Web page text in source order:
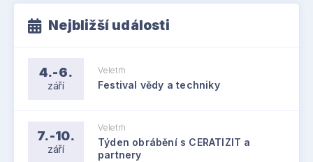
Nejbližší události
4.-6.
září
Veletrh
Festival vědy a techniky
7.-10.
září
Veletrh
Týden obrábění s CERATIZIT a
partnery